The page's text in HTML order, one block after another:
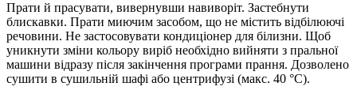
Прати й прасувати, вивернувши навиворіт. Застебнути
блискавки. Прати миючим засобом, що не містить відбілюючі
речовини. Не застосовувати кондиціонер для білизни. Щоб
уникнути зміни кольору виріб необхідно вийняти з пральної
машини відразу після закінчення програми прання. Дозволено
сушити в сушильній шафі або центрифузі (макс. 40 °C).